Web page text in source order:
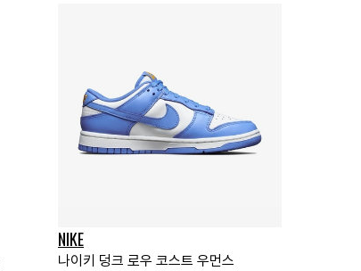
NIKE
나이키 덩크 로우 코스트 우먼스